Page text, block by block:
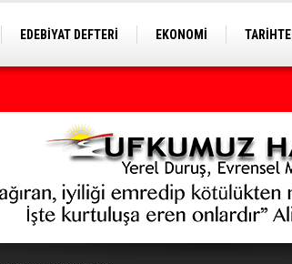
EDEBİYAT DEFTERİ EKONOMİ